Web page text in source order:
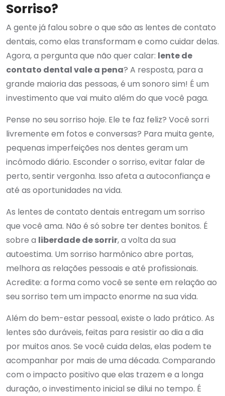
Sorriso?
A gente já falou sobre o que são as lentes de contato
dentais, como elas transformam e como cuidar delas.
Agora, a pergunta que não quer calar: lente de
contato dental vale a pena? A resposta, para a
grande maioria das pessoas, é um sonoro sim! É um
investimento que vai muito além do que você paga.
Pense no seu sorriso hoje. Ele te faz feliz? Você sorri
livremente em fotos e conversas? Para muita gente,
pequenas imperfeições nos dentes geram um
incômodo diário. Esconder o sorriso, evitar falar de
perto, sentir vergonha. Isso afeta a autoconfiança e
até as oportunidades na vida.
As lentes de contato dentais entregam um sorriso
que você ama. Não é só sobre ter dentes bonitos. É
sobre a liberdade de sorrir, a volta da sua
autoestima. Um sorriso harmônico abre portas,
melhora as relações pessoais e até profissionais.
Acredite: a forma como você se sente em relação ao
seu sorriso tem um impacto enorme na sua vida.
Além do bem-estar pessoal, existe o lado prático. As
lentes são duráveis, feitas para resistir ao dia a dia
por muitos anos. Se você cuida delas, elas podem te
acompanhar por mais de uma década. Comparando
com o impacto positivo que elas trazem e a longa
duração, o investimento inicial se dilui no tempo. É